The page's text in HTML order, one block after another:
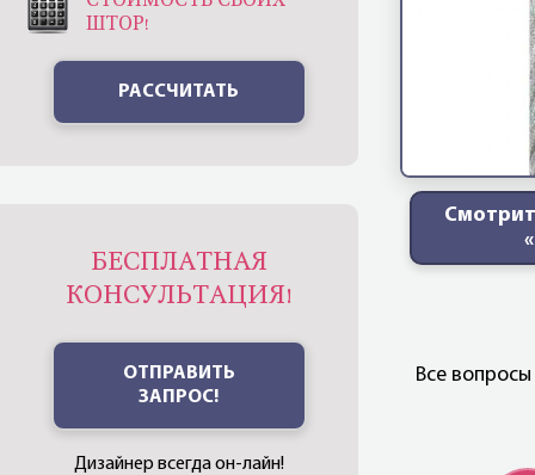
Все
ШТОР!
РАССЧИТАТЬ
БЕСПЛАТНАЯ
КОНСУЛЬТАЦИЯ!
ОТПРАВИТЬ
ЗАПРОС!
Дизайнер всегда он-лайн!